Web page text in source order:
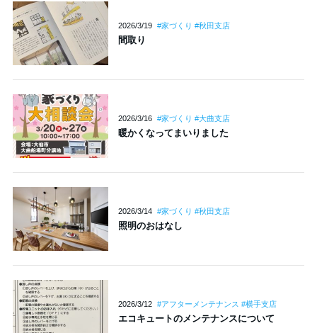
2026/3/19 #家づくり #秋田支店
間取り
2026/3/16 #家づくり #大曲支店
暖かくなってまいりました
2026/3/14 #家づくり #秋田支店
照明のおはなし
2026/3/12 #アフターメンテナンス #横手支店
エコキュートのメンテナンスについて